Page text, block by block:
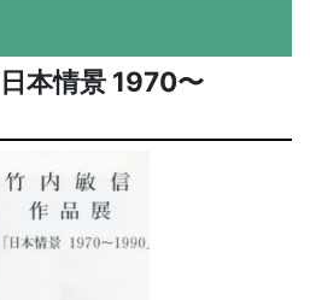
本情景 1970〜